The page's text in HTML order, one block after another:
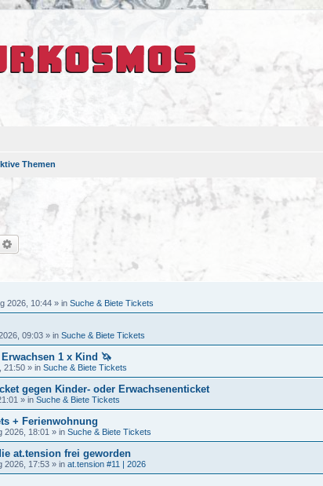
Themen
Erweiterte Suche
2026, 10:44 » in Suche & Biete Tickets
09:03 » in Suche & Biete Tickets
1 x Kind 🦄
21:50 » in Suche & Biete Tickets
gegen Kinder- oder Erwachsenenticket
» in Suche & Biete Tickets
+ Ferienwohnung
2026, 18:01 » in Suche & Biete Tickets
at.tension frei geworden
2026, 17:53 » in at.tension #11 | 2026